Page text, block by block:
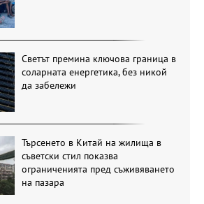
Светът премина ключова граница в
соларната енергетика, без никой
да забележи
Търсенето в Китай на жилища в
съветски стил показва
ограниченията пред съживяването
на пазара